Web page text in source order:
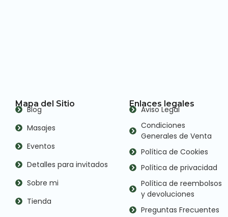
Mapa del Sitio
Blog
Masajes
Eventos
Detalles para invitados
Sobre mi
Tienda
Enlaces legales
Aviso Legal
Condiciones
Generales de Venta
Política de Cookies
Política de privacidad
Política de reembolsos
y devoluciones
Preguntas Frecuentes